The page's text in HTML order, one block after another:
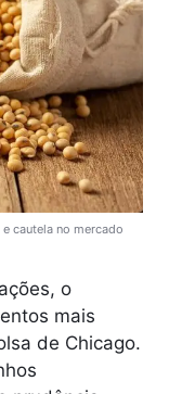
cautela no mercado
o
mais
de Chicago.